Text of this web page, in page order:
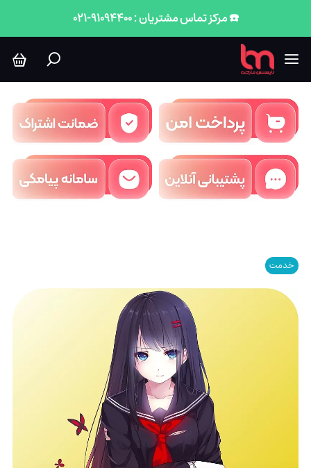
☎️ مرکز تماس مشتریان : 91094400-021
خدمت